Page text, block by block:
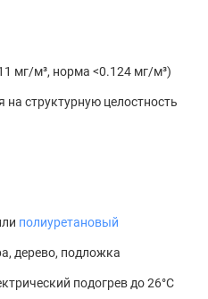
мг/м³, норма <0.124 мг/м³)
на структурную целостность
полиуретановый
дерево, подложка
подогрев до 26°C